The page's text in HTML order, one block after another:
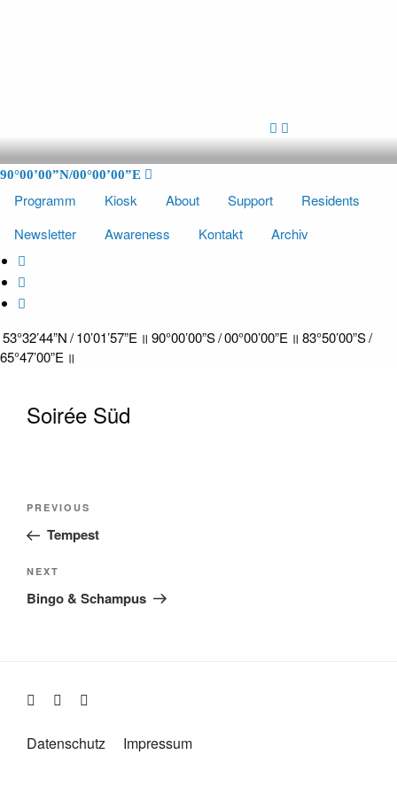
SÜDPOL HAMBURG
Bürokomplexen am Billekanal in Hammerbrook, Hamburg. Es wurde in
den letzten Jahren mit Hilfe der Hamburger Kulturbehörde und der
Kreativgesellschaft Hamburg sowie vieler ehrenamtlicher Helfer
restauriert. Unterstützt von einem Kulturverein finden hier regelmäßig
90°00’00”N/00°00’00”E
Programm Kiosk About Support
Residents
Newsletter
Awareness Kontakt Archiv
53°32’44”N / 10’01’57”E ॥ 90°00’00”S / 00°00’00”E ॥ 83°50’00”S /
65°47’00”E ॥
Soirée Süd
Beitragsnavigation
Previous
Post
PREVIOUS
Tempest
Next
Post
NEXT
Bingo & Schampus
Datenschutz Impressum